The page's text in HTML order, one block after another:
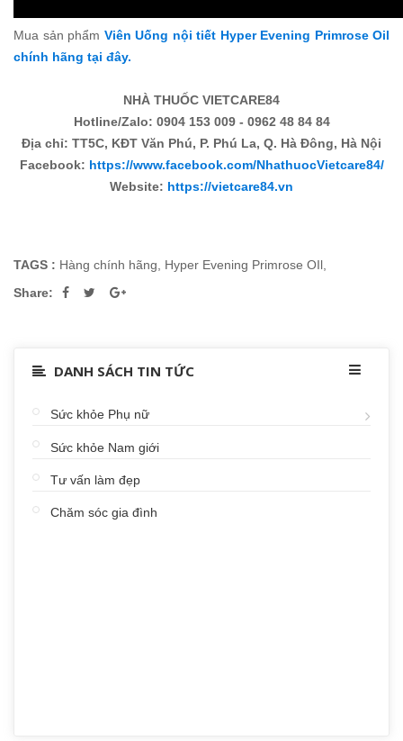
Mua sản phẩm Viên Uống nội tiết Hyper Evening Primrose Oil
chính hãng tại đây.
NHÀ THUỐC VIETCARE84
Hotline/Zalo: 0904 153 009 - 0962 48 84 84
Địa chỉ: TT5C, KĐT Văn Phú, P. Phú La, Q. Hà Đông, Hà Nội
Facebook: https://www.facebook.com/NhathuocVietcare84/
Website: https://vietcare84.vn
TAGS : Hàng chính hãng Hyper Evening Primrose OIl
Share:
DANH SÁCH TIN TỨC
Sức khỏe Phụ nữ
Sức khỏe Nam giới
Tư vấn làm đẹp
Chăm sóc gia đình